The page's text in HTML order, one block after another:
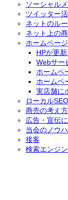
ソーシャル
ツイッター
ネットのル
ネット上の
ホームページ
HPが更
Webサー
ホームペ
ホームペ
実店舗に
ローカル
商売の考え方
広告・宣伝
当会のノウ
接客
検索エンジ